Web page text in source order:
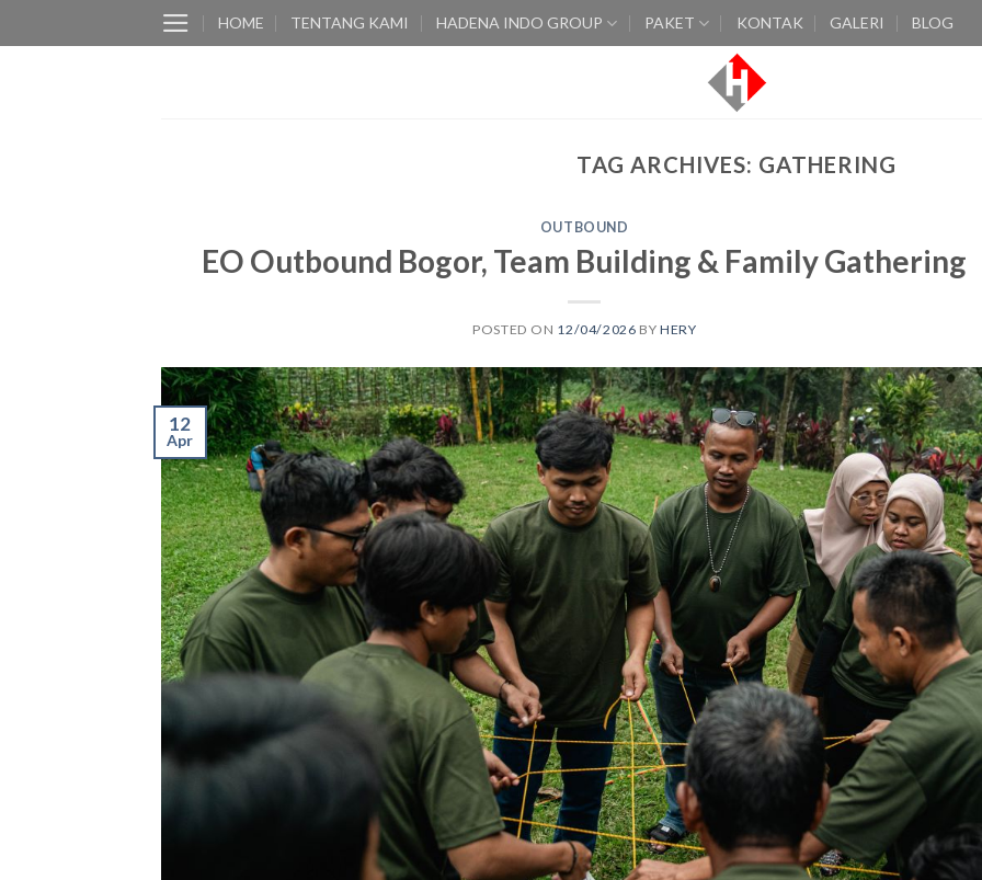
to
HOME TENTANG KAMI HADENA INDO GROUP PAKET KONTAK GALERI BLOG
TAG ARCHIVES: GATHERING
OUTBOUND
EO Outbound Bogor, Team Building & Family Gathering
POSTED ON 12/04/2026 BY HERY
12
Apr